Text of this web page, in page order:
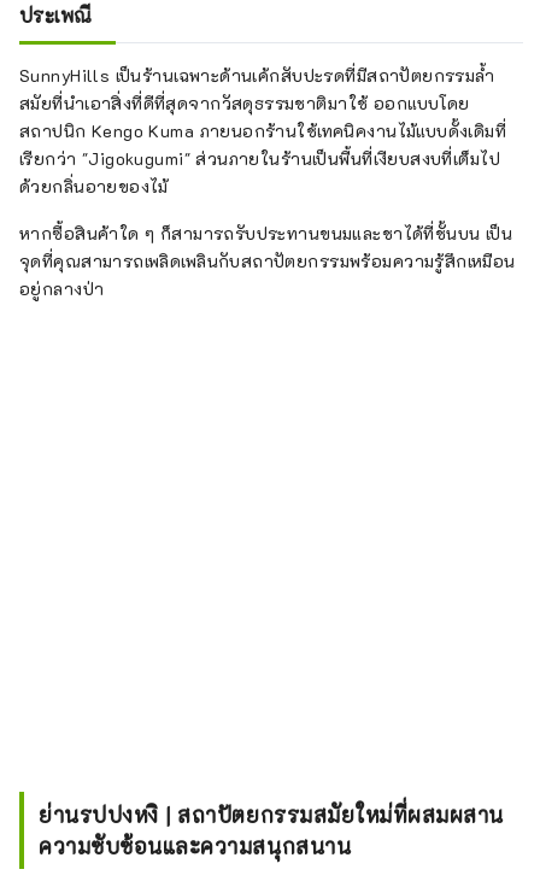
ประเพณี
SunnyHills เป็นร้านเฉพาะด้านเค้กสับปะรดที่มีสถาปัตยกรรมล้ำ
สมัยที่นำเอาสิ่งที่ดีที่สุดจากวัสดุธรรมชาติมาใช้ ออกแบบโดย
สถาปนิก Kengo Kuma ภายนอกร้านใช้เทคนิคงานไม้แบบดั้งเดิมที่
เรียกว่า "Jigokugumi" ส่วนภายในร้านเป็นพื้นที่เงียบสงบที่เต็มไป
ด้วยกลิ่นอายของไม้
หากซื้อสินค้าใด ๆ ก็สามารถรับประทานขนมและชาได้ที่ชั้นบน เป็น
จุดที่คุณสามารถเพลิดเพลินกับสถาปัตยกรรมพร้อมความรู้สึกเหมือน
อยู่กลางป่า
ย่านรปปงหงิ | สถาปัตยกรรมสมัยใหม่ที่ผสมผสาน
ความซับซ้อนและความสนุกสนาน